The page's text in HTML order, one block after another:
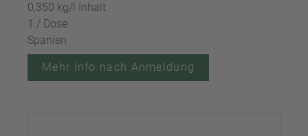
0,350 kg/l Inhalt
1 / Dose
Spanien
Mehr Info nach Anmeldung